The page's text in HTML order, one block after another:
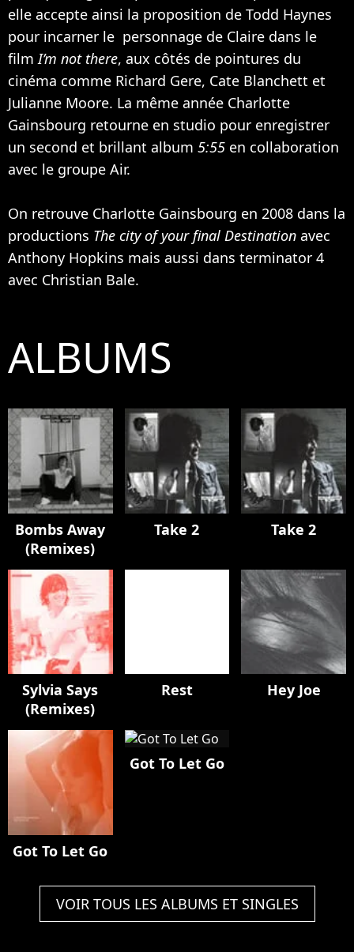
elle accepte ainsi la proposition de Todd Haynes
pour incarner le personnage de Claire dans le
filmI’m not there, aux côtés de pointures du
cinéma comme Richard Gere, Cate Blanchett et
Julianne Moore. La même année Charlotte
Gainsbourg retourne en studio pour enregistrer
un second et brillant album 5:55 en collaboration
avec le groupe Air.
On retrouve Charlotte Gainsbourg en 2008 dans la
productions The city of your final Destination avec
Anthony Hopkins mais aussi dans terminator 4
avec Christian Bale.
ALBUMS
Bombs Away
(Remixes)
Take 2 Take 2
Sylvia Says
(Remixes)
Rest Hey Joe
Got To Let Go
Got To Let Go
VOIR TOUS LES ALBUMS ET SINGLES